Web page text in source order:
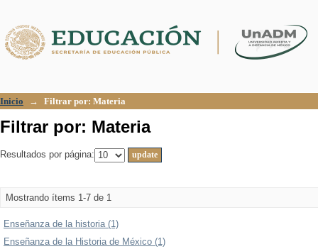
Inicio → Filtrar por: Materia
Filtrar por: Materia
Resultados por página:
Mostrando ítems 1-7 de 1
Enseñanza de la historia (1)
Enseñanza de la Historia de México (1)